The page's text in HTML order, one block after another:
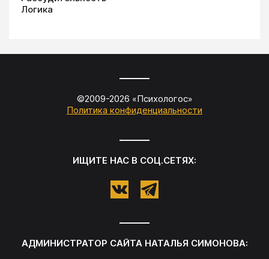
Логика
©2009-2026 «Психологос»
Политика конфиденциальности
ИЩИТЕ НАС В СОЦ.СЕТЯХ:
АДМИНИСТРАТОР САЙТА НАТАЛЬЯ СИМОНОВА: